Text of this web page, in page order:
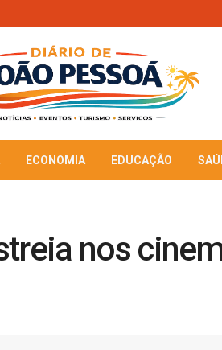
ECONOMIA EDUCAÇÃO
nos